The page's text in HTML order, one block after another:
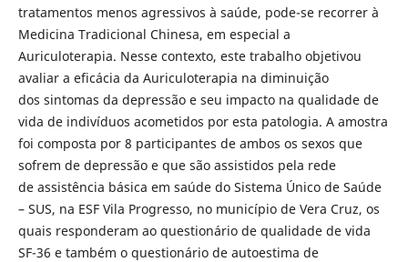
tratamentos menos agressivos à saúde, pode-se recorrer à
Medicina Tradicional Chinesa, em especial a
Auriculoterapia. Nesse contexto, este trabalho objetivou
avaliar a eficácia da Auriculoterapia na diminuição
dos sintomas da depressão e seu impacto na qualidade de
vida de indivíduos acometidos por esta patologia. A amostra
foi composta por 8 participantes de ambos os sexos que
sofrem de depressão e que são assistidos pela rede
de assistência básica em saúde do Sistema Único de Saúde
– SUS, na ESF Vila Progresso, no município de Vera Cruz, os
quais responderam ao questionário de qualidade de vida
SF-36 e também o questionário de autoestima de